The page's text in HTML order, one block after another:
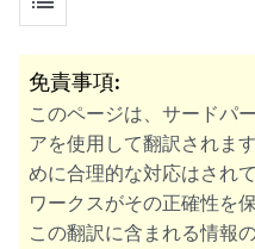
免責事項:
このページは、サードパ
アを使用して翻訳されま
めに合理的な対応はされ
ワークスがその正確性を
この翻訳に含まれる情報